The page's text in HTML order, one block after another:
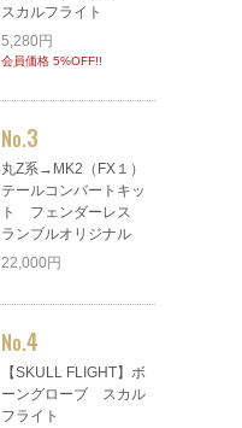
スカルフライト
5,280円
会員価格 5%OFF!!
No.3
丸Z系→MK2（FX１）
テールコンバートキッ
ト フェンダーレス
ランブルオリジナル
22,000円
No.4
【SKULL FLIGHT】ボ
ーングローブ スカル
フライト